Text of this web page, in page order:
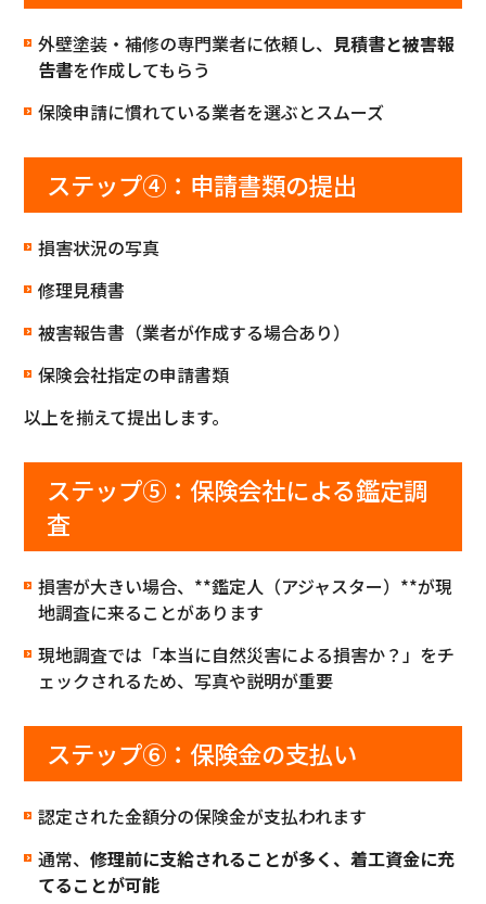
外壁塗装・補修の専門業者に依頼し、 見積書と被害報
告書を作成してもらう
保険申請に慣れている業者を選ぶとスムーズ
ステップ④：申請書類の提出
損害状況の写真
修理見積書
被害報告書（業者が作成する場合あり）
保険会社指定の申請書類
以上を揃えて提出します。
ステップ⑤：保険会社による鑑定調
査
損害が大きい場合、**鑑定人（アジャスター）**が現
地調査に来ることがあります
現地調査では「本当に自然災害による損害か？」をチ
ェックされるため、写真や説明が重要
ステップ⑥：保険金の支払い
認定された金額分の保険金が支払われます
通常、修理前に支給されることが多く、着工資金に充
てることが可能